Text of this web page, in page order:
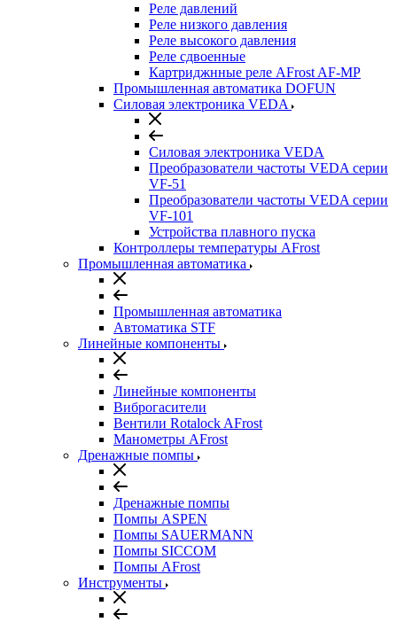
Реле давлений
Реле низкого давления
Реле высокого давления
Реле сдвоенные
Картриджнные реле AFrost AF-MP
Промышленная автоматика DOFUN
Силовая электроника VEDA
Силовая электроника VEDA
Преобразователи частоты VEDA серии
VF-51
Преобразователи частоты VEDA серии
VF-101
Устройства плавного пуска
Контроллеры температуры AFrost
Промышленная автоматика
Промышленная автоматика
Автоматика STF
Линейные компоненты
Линейные компоненты
Виброгасители
Вентили Rotalock AFrost
Манометры AFrost
Дренажные помпы
Дренажные помпы
Помпы ASPEN
Помпы SAUERMANN
Помпы SICCOM
Помпы AFrost
Инструменты